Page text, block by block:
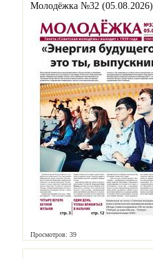
Молодёжка №32 (05.08.2026)
Просмотров: 39